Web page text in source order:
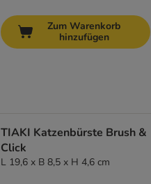
Zum Warenkorb
hinzufügen
TIAKI Katzenbürste Brush &
Click
L 19,6 x B 8,5 x H 4,6 cm